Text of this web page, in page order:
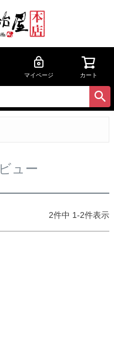
マイページ カート
ュー
2件中 1-2件表示